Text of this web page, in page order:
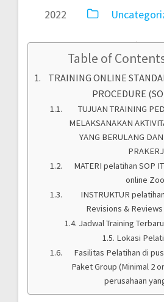
2022
Table of
TRAINING ONLINE
PROCEDURE
TUJUAN TRAINING
MELAKSANAKAN
YANG BERULANG
MATERI pelatihan SOP
online
INSTRUKTUR
Revisions &
Jadwal Training
Lokasi
Fasilitas Pelatihan di
Paket Group (Minimal 2
perusahaan